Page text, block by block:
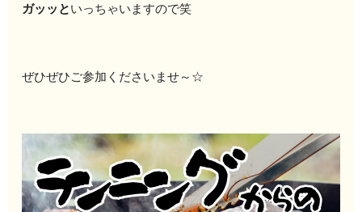
ガッッといっちゃいますので笑
ぜひぜひご参加くださいませ～☆